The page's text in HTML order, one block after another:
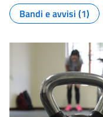
Bandi e avvisi (1)